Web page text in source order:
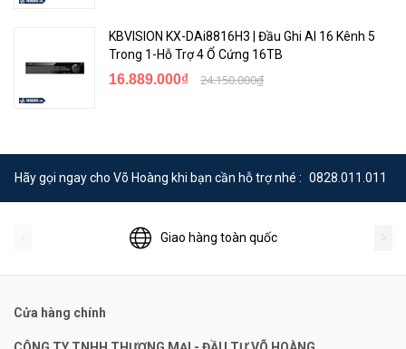
KBVISION KX-DAi8816H3 | Đầu Ghi AI 16 Kênh 5
Trong 1-Hỗ Trợ 4 Ổ Cứng 16TB
16.889.000₫ 24.150.000₫
Hãy gọi ngay cho Võ Hoàng khi bạn cần hỗ trợ nhé : 0828.011.011
Giao hàng toàn quốc
Cửa hàng chính